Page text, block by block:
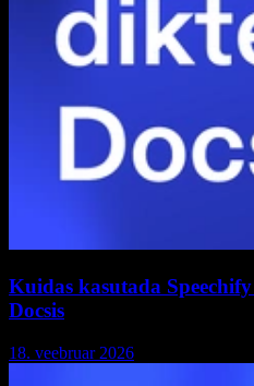
Kuidas kasutada
Docsis
18. veebruar 2026